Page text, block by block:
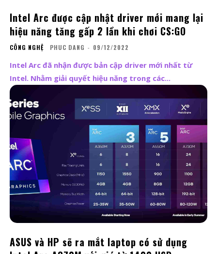
Intel Arc được cập nhật driver mới mang lại
hiệu năng tăng gấp 2 lần khi chơi CS:GO
CÔNG NGHỆ PHUC DANG - 09/12/2022
Intel Arc đã nhận được bản cập driver mới nhất từ
Intel. Nhằm giải quyết hiệu năng trong các...
ASUS và HP sẽ ra mắt laptop có sử dụng